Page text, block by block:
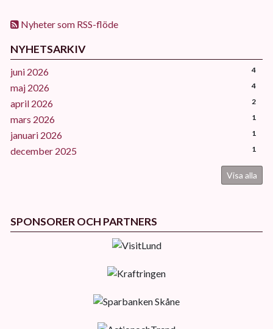
Nyheter som RSS-flöde
NYHETSARKIV
juni 2026 4
maj 2026 4
april 2026 2
mars 2026 1
januari 2026 1
december 2025 1
Visa alla
SPONSORER OCH PARTNERS